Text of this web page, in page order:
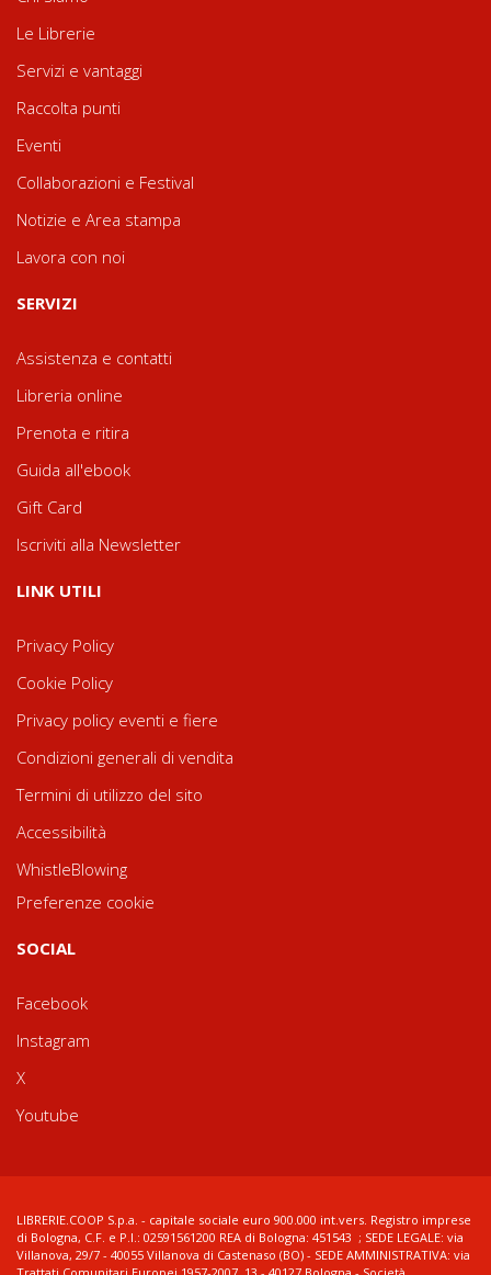
Le Librerie
Servizi e vantaggi
Raccolta punti
Eventi
Collaborazioni e Festival
Notizie e Area stampa
Lavora con noi
SERVIZI
Assistenza e contatti
Libreria online
Prenota e ritira
Guida all'ebook
Gift Card
Iscriviti alla Newsletter
LINK UTILI
Privacy Policy
Cookie Policy
Privacy policy eventi e fiere
Condizioni generali di vendita
Termini di utilizzo del sito
Accessibilità
WhistleBlowing
Preferenze cookie
SOCIAL
Facebook
Instagram
X
Youtube
LIBRERIE.COOP S.p.a. - capitale sociale euro 900.000 int.vers. Registro imprese
di Bologna, C.F. e P.I.: 02591561200 REA di Bologna: 451543 ; SEDE LEGALE: via
Villanova, 29/7 - 40055 Villanova di Castenaso (BO) - SEDE AMMINISTRATIVA: via